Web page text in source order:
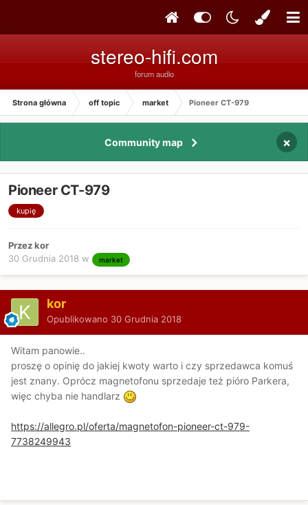
stereo-hifi.com
forum audio
Strona główna off topic market Pioneer CT-979
Community map ×
Pioneer CT-979
kupię
Przez kor
30 Grudnia 2018 w market
kor
Opublikowano 30 Grudnia 2018
Witam panowie..
proszę o opinię do jakiej kwoty warto i czy sprzedawca komuś
jest znany. Oprócz magnetofonu sprzedaje też pióro Parkera,
więc chyba nie handlarz
https://allegro.pl/oferta/magnetofon-pioneer-ct-979-
7738249943